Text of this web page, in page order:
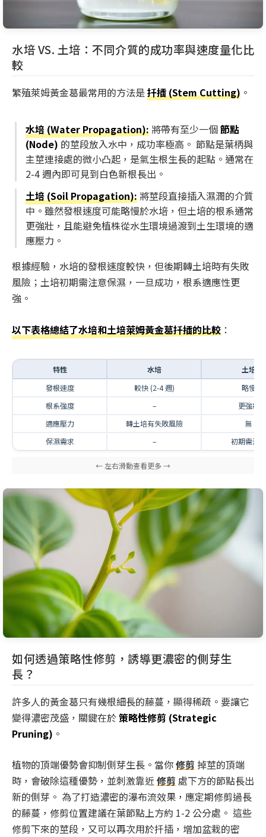
水培 VS. 土培：不同介質的成功率與速度量化比
較
繁殖萊姆黃金葛最常用的方法是扦插 (Stem Cutting) 。
水培 (Water Propagation): 將帶有至少一個節點
(Node) 的莖段放入水中，成功率極高。 節點是葉柄與
主莖連接處的微小凸起，是氣生根生長的起點。通常在
2-4 週內即可見到白色新根長出。
土培 (Soil Propagation): 將莖段直接插入濕潤的介質
中。雖然發根速度可能略慢於水培，但土培的根系通常
更強壯，且能避免植株從水生環境過渡到土生環境的適
應壓力。
根據經驗，水培的發根速度較快，但後期轉土培時有失敗
風險；土培初期需注意保濕，一旦成功，根系適應性更
強。
以下表格總結了水培和土培萊姆黃金葛扦插的比較 ：
特性 水培
土培
發根速度
較快 (2-4 週)
略慢
根系強度
–
更強壯
適應壓力
轉土培有失敗風險
無
保濕需求
– 初期需注意
如何透過策略性修剪，誘導更濃密的側芽生
長？
許多人的黃金葛只有幾根細長的藤蔓，顯得稀疏。要讓它
變得濃密茂盛，關鍵在於策略性修剪 (Strategic
Pruning) 。
植物的頂端優勢會抑制側芽生長。當你修剪 掉莖的頂端
時，會破除這種優勢，並刺激靠近 修剪 處下方的節點長出
新的側芽。 為了打造濃密的瀑布流效果，應定期修剪過長
的藤蔓，修剪位置建議在葉節點上方約 1-2 公分處。 這些
修剪下來的莖段，又可以再次用於扦插，增加盆栽的密